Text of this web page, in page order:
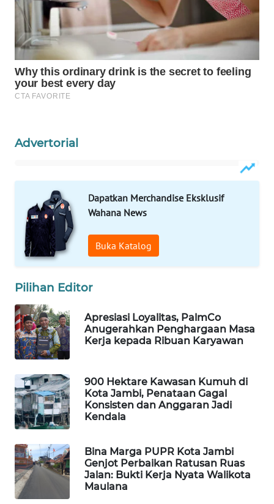
Advertorial
Dapatkan Merchandise Eksklusif
Wahana News
Buka Katalog
Pilihan Editor
Apresiasi Loyalitas, PalmCo
Anugerahkan Penghargaan Masa
Kerja kepada Ribuan Karyawan
900 Hektare Kawasan Kumuh di
Kota Jambi, Penataan Gagal
Konsisten dan Anggaran Jadi
Kendala
Bina Marga PUPR Kota Jambi
Genjot Perbaikan Ratusan Ruas
Jalan: Bukti Kerja Nyata Walikota
Maulana
WAHANA
SPORT
WAHANA
UMKM
WAHANA
OTOMOTIF
WAHANA
HEALTH
WAHANA
DESA
WISATA
LAPAK
Wahana
Network
LISTRIK
MASYARAKAT
KELISTRIKAN